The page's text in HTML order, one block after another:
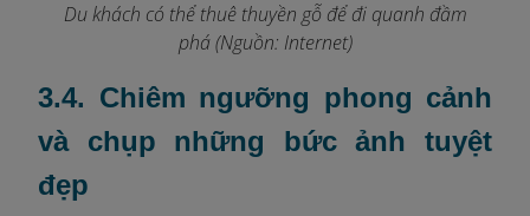
Du khách có thể thuê thuyền gỗ để đi quanh đầm
phá(Nguồn: Internet)
3.4. Chiêm ngưỡng phong cảnh
và chụp những bức ảnh tuyệt
đẹp